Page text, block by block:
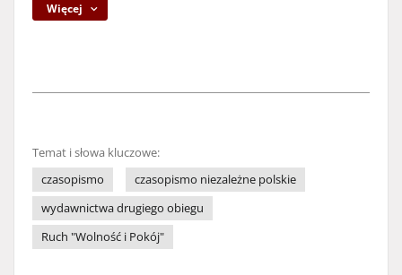
Więcej
Temat i słowa kluczowe:
czasopismo
czasopismo niezależne polskie
wydawnictwa drugiego obiegu
Ruch "Wolność i Pokój"